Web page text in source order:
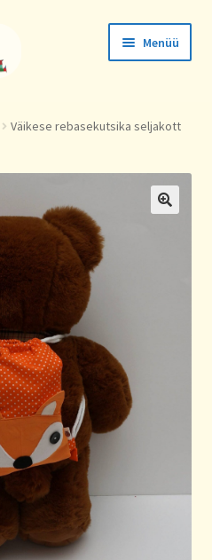
Menüü
Väikese rebasekutsika seljakott